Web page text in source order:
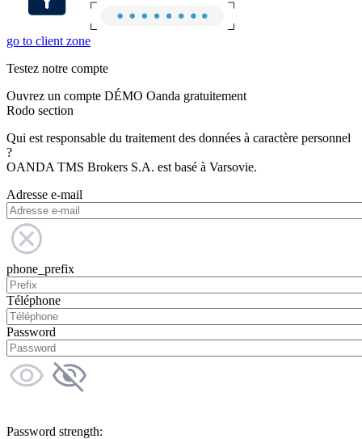
go to client zone
Testez notre compte
Ouvrez un compte DÉMO Oanda gratuitement
Rodo section
Qui est responsable du traitement des données à caractère personnel
?
OANDA TMS Brokers S.A. est basé à Varsovie.
Adresse e-mail
phone_prefix
Téléphone
Password
Password strength: